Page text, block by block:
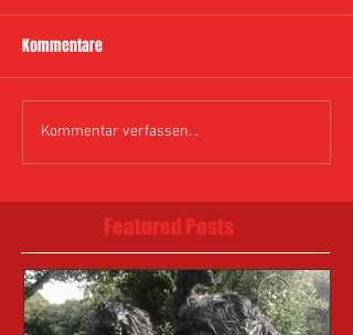
Kommentare
Kommentar verfassen...
Featured Posts